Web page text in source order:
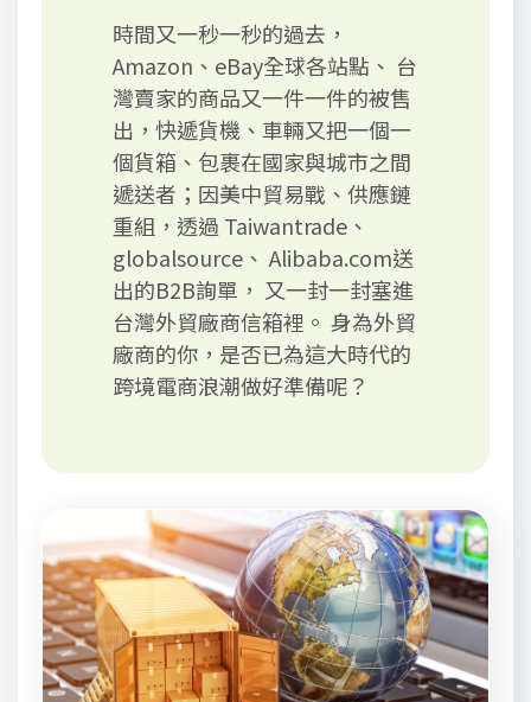
時間又一秒一秒的過去，
Amazon、eBay全球各站點、 台
灣賣家的商品又一件一件的被售
出，快遞貨機、車輛又把一個一
個貨箱、包裹在國家與城市之間
遞送者；因美中貿易戰、供應鏈
重組，透過 Taiwantrade、
globalsource、 Alibaba.com送
出的B2B詢單， 又一封一封塞進
台灣外貿廠商信箱裡。 身為外貿
廠商的你，是否已為這大時代的
跨境電商浪潮做好準備呢？